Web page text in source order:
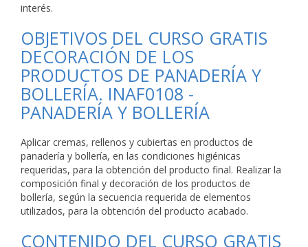
interés.
OBJETIVOS DEL CURSO GRATIS
DECORACIÓN DE LOS
PRODUCTOS DE PANADERÍA Y
BOLLERÍA. INAF0108 -
PANADERÍA Y BOLLERÍA
Aplicar cremas, rellenos y cubiertas en productos de
panadería y bollería, en las condiciones higiénicas
requeridas, para la obtención del producto final. Realizar la
composición final y decoración de los productos de
bollería, según la secuencia requerida de elementos
utilizados, para la obtención del producto acabado.
CONTENIDO DEL CURSO GRATIS